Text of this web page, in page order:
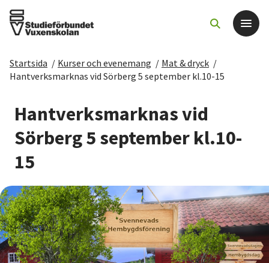
Det här gör vi
För dig som
Sök kurser och evenemang
Starta studiecirkel
Cirkelledare
Startsida / Kurser och evenemang / Mat & dryck /
Hantverksmarknas vid Sörberg 5 september kl.10-15
Hantverksmarknas vid
Sörberg 5 september kl.10-
15